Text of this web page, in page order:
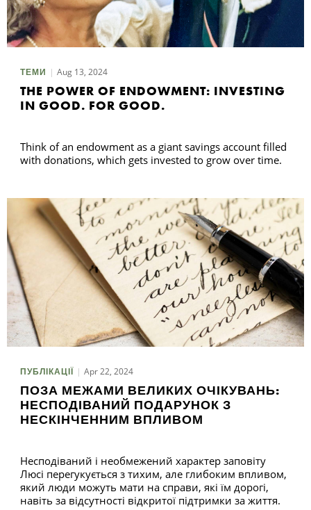
ТЕМИ Aug 13, 2024
THE POWER OF ENDOWMENT: INVESTING
IN GOOD. FOR GOOD.
Think of an endowment as a giant savings account filled
with donations, which gets invested to grow over time.
ПУБЛІКАЦІЇ Apr 22, 2024
ПОЗА МЕЖАМИ ВЕЛИКИХ ОЧІКУВАНЬ:
НЕСПОДІВАНИЙ ПОДАРУНОК З
НЕСКІНЧЕННИМ ВПЛИВОМ
Несподіваний і необмежений характер заповіту
Люсі перегукується з тихим, але глибоким впливом,
який люди можуть мати на справи, які їм дорогі,
навіть за відсутності відкритої підтримки за життя.